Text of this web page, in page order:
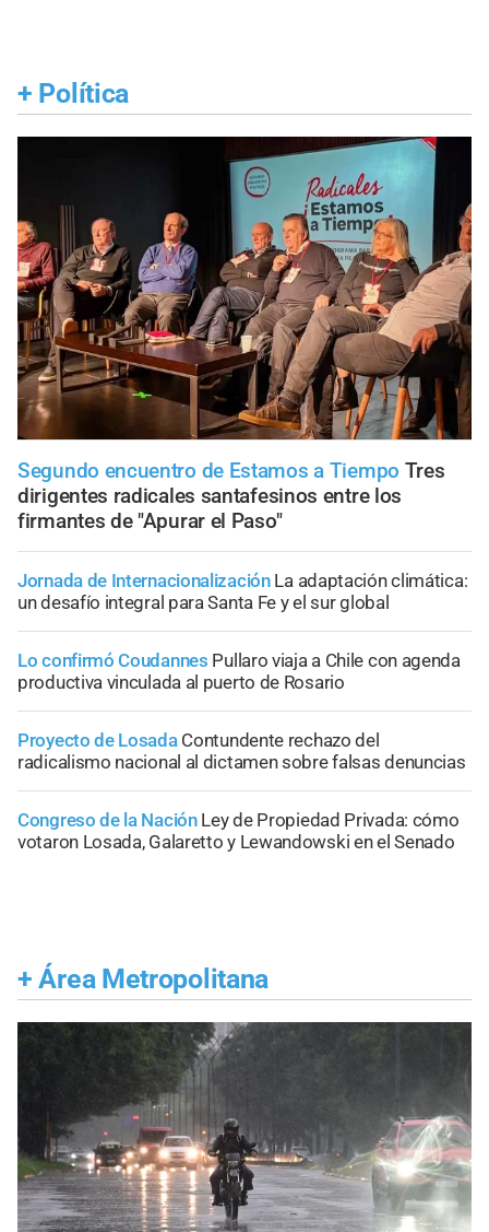
+ Política
Segundo encuentro de Estamos a Tiempo Tres
dirigentes radicales santafesinos entre los
firmantes de "Apurar el Paso"
Jornada de Internacionalización La adaptación climática:
un desafío integral para Santa Fe y el sur global
Lo confirmó Coudannes Pullaro viaja a Chile con agenda
productiva vinculada al puerto de Rosario
Proyecto de Losada Contundente rechazo del
radicalismo nacional al dictamen sobre falsas denuncias
Congreso de la Nación Ley de Propiedad Privada: cómo
votaron Losada, Galaretto y Lewandowski en el Senado
+ Área Metropolitana